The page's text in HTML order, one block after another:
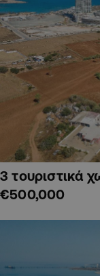
3 τουριστικά
€500,000